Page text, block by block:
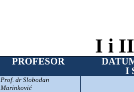
I i II
PROFESOR
I
Prof. dr Slobodan
Marinković